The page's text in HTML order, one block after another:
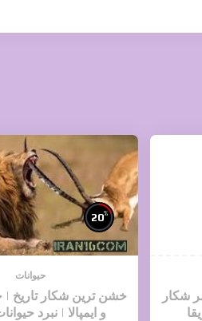
شکار
20%
حیوانات
خشن ترین شکار تاریخ |
و ایمپالا | نبرد